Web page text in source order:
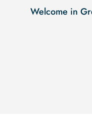
Welcome in